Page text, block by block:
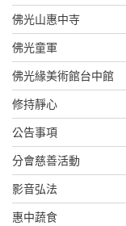
佛光山惠中寺
佛光童軍
佛光緣美術館台中館
修持靜心
公告事項
分會慈善活動
影音弘法
惠中蔬食